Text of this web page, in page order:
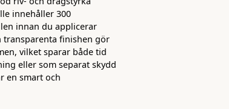
innehåller 300
innan du applicerar
transparenta finishen gör
vilket sparar både tid
eller som separat skydd
en smart och
rena, torra och väl